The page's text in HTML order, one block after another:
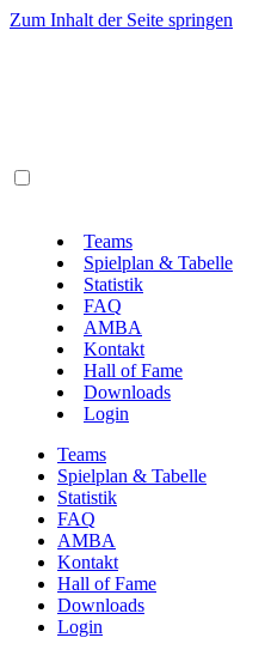
Zum Inhalt der Seite springen
Teams
Spielplan & Tabelle
Statistik
FAQ
AMBA
Kontakt
Hall of Fame
Downloads
Login
Teams
Spielplan & Tabelle
Statistik
FAQ
AMBA
Kontakt
Hall of Fame
Downloads
Login